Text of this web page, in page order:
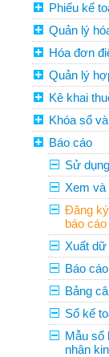
Phiếu kế
Quản lý
Hóa đơn
Quản lý
Kê khai
Khóa sổ
Báo cáo
Sử
Xem và
Đăng
báo cáo
Xuất dữ
Báo
Bảng
Sổ kế
Mẫu sổ
nhân